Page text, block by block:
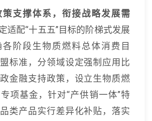
策支撑体系，衔接战略发展需
适配“十五五”目标的阶梯式发展
阶段生物质燃料总体消费目
标准，分领域设定强制应用比
金融支持政策，设立生物质燃
项基金，针对“产供销一体”特
类产品实行差异化补贴，落实